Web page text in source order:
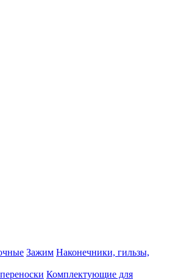
Зажим Наконечники, гильзы,
Комплектующие для